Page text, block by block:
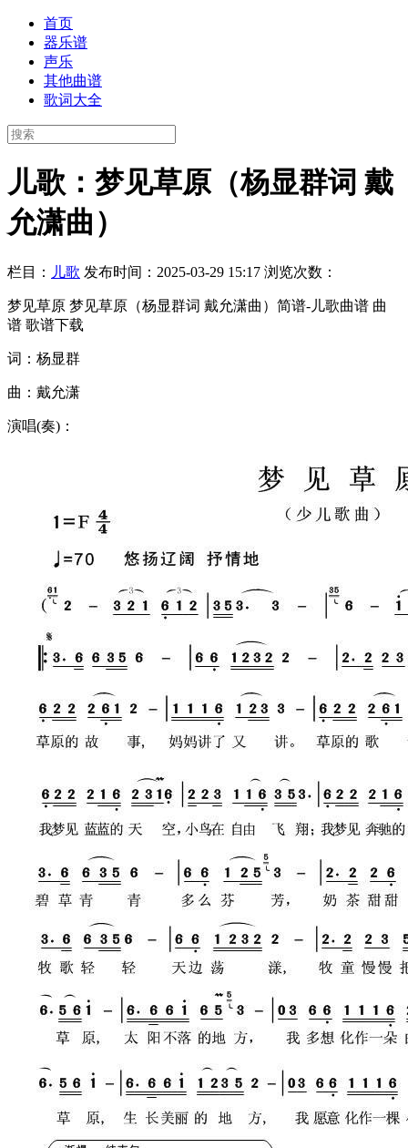
首页
器乐谱
声乐
其他曲谱
歌词大全
儿歌：梦见草原（杨显群词 戴
允潇曲）
栏目： 儿歌 发布时间：2025-03-29 15:17 浏览次数：
梦见草原 梦见草原（杨显群词 戴允潇曲）简谱-儿歌曲谱 曲
谱 歌谱下载
词：杨显群
曲：戴允潇
演唱(奏)：